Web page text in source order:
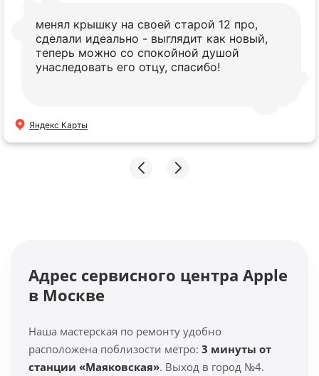
менял крышку на своей старой 12 про,
сделали идеально - выглядит как новый,
теперь можно со спокойной душой
унаследовать его отцу, спасибо!
Яндекс Карты
Адрес сервисного центра Apple
в Москве
Наша мастерская по ремонту удобно
расположена поблизости метро: 3 минуты от
станции «Маяковская». Выход в город №4.